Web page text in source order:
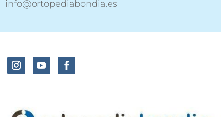
info@ortopediabondia.es